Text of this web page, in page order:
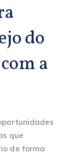
do
a
que
de forma